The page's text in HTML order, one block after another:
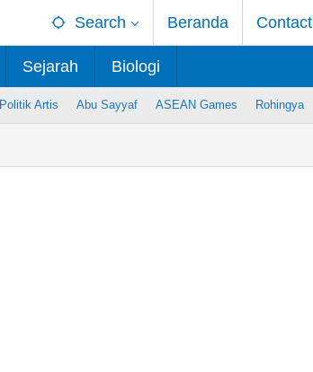
Search Beranda Contact
Sejarah Biologi
Politik Artis Abu Sayyaf ASEAN Games Rohingya